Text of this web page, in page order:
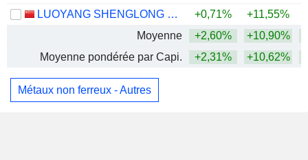
LUOYANG SHENGLONG MINING GROUP CO., LTD.
+0,71% +11,55%
Moyenne
+2,60% +10,90%
Moyenne pondérée par Capi.
+2,31% +10,62%
Métaux non ferreux - Autres